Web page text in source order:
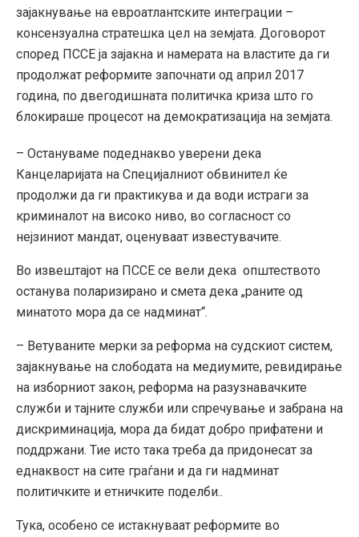
зајакнување на евроатлантските интеграции –
консензуална стратешка цел на земјата. Договорот
според ПССЕ ја зајакна и намерата на властите да ги
продолжат реформите започнати од април 2017
година, по двегодишната политичка криза што го
блокираше процесот на демократизација на земјата.
– Остануваме подеднакво уверени дека
Канцеларијата на Специјалниот обвинител ќе
продолжи да ги практикува и да води истраги за
криминалот на високо ниво, во согласност со
нејзиниот мандат, оценуваат известувачите.
Во извештајот на ПССЕ се вели дека општеството
останува поларизирано и смета дека „раните од
минатото мора да се надминат“.
– Ветуваните мерки за реформа на судскиот систем,
зајакнување на слободата на медиумите, ревидирање
на изборниот закон, реформа на разузнавачките
служби и тајните служби или спречување и забрана на
дискриминација, мора да бидат добро прифатени и
поддржани. Тие исто така треба да придонесат за
еднаквост на сите граѓани и да ги надминат
политичките и етничките поделби..
Тука, особено се истакнуваат реформите во